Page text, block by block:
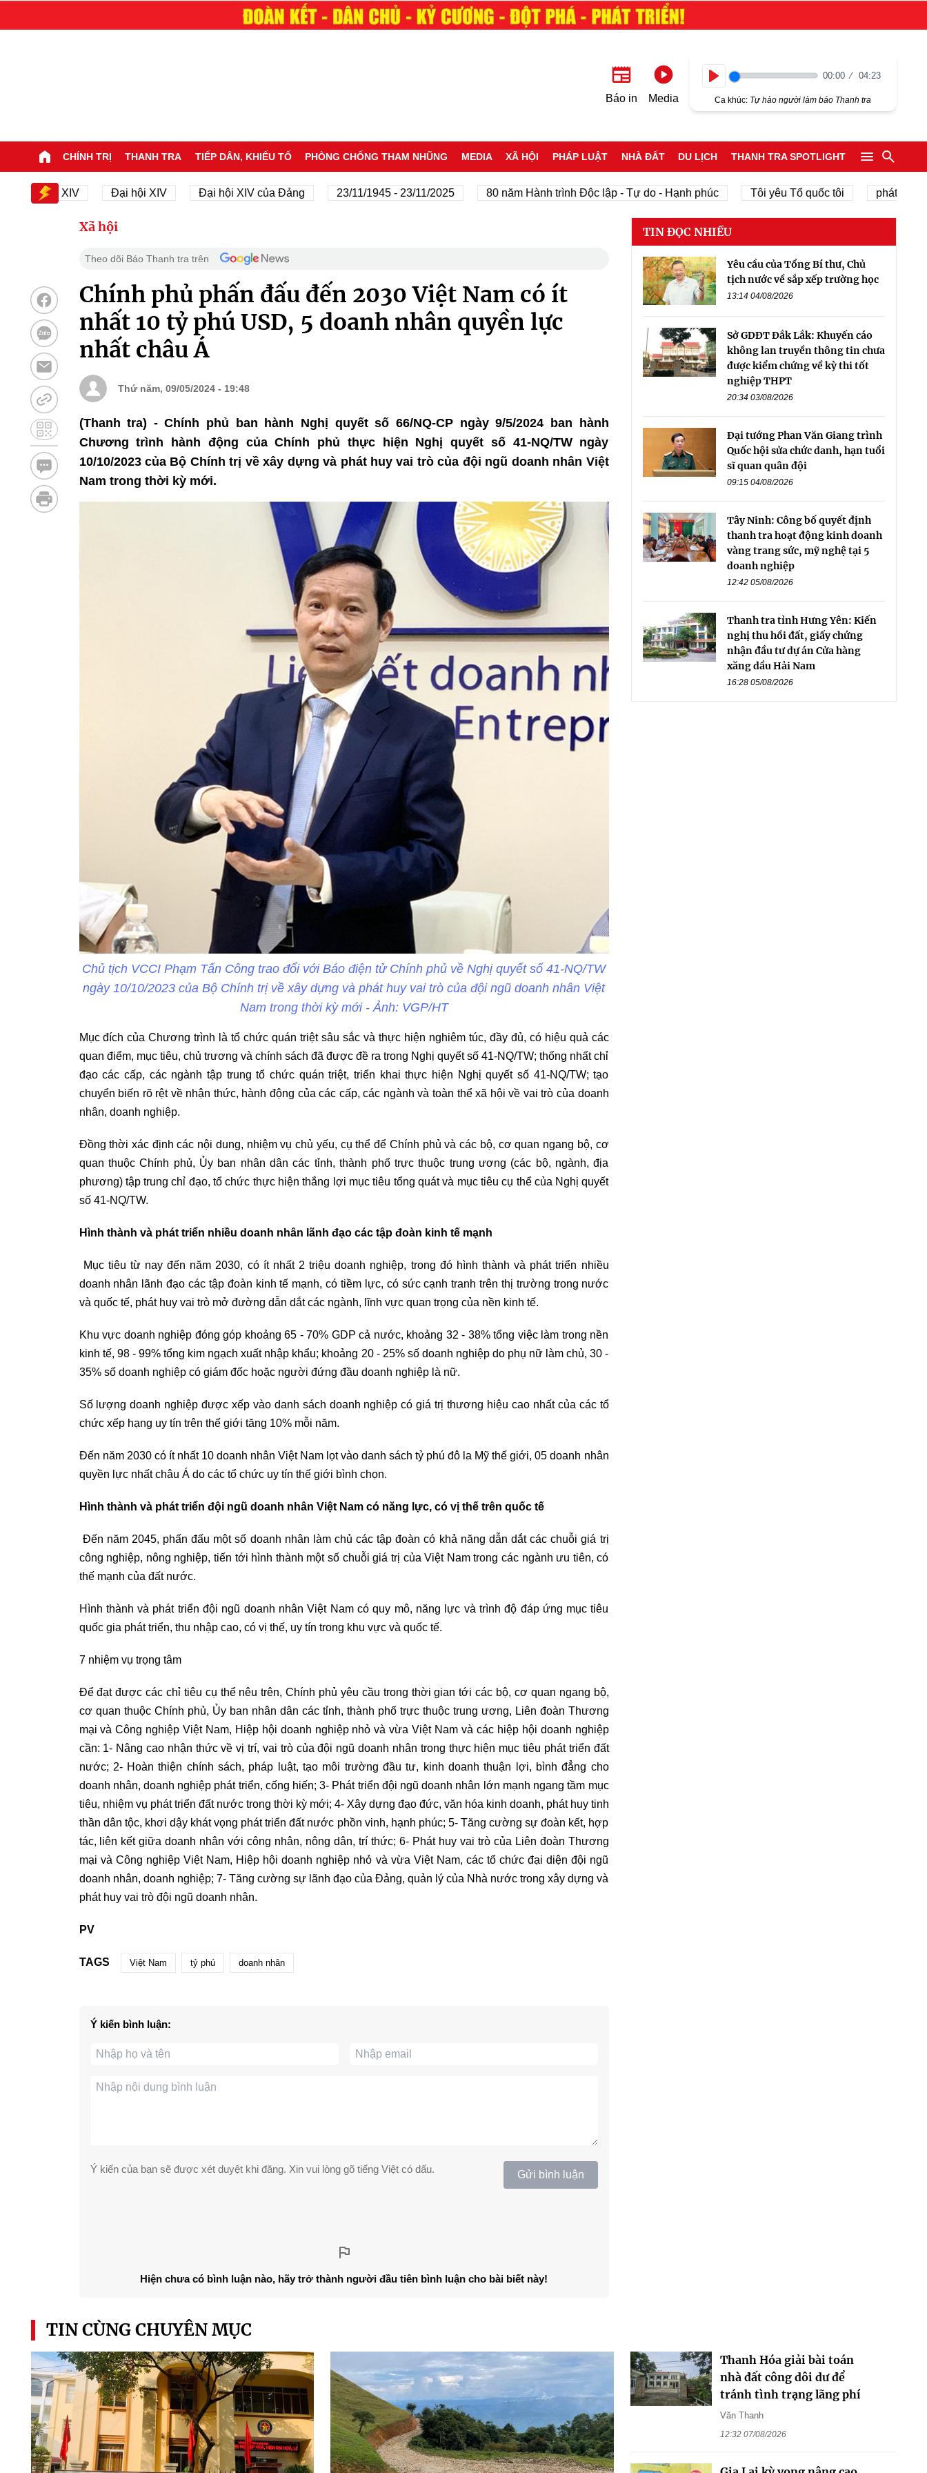
Báo in Media
00:00 04:23
Ca khúc: Tự hào người làm báo Thanh tra
CHÍNH TRỊ THANH TRA TIẾP DÂN, KHIẾU TỐ PHÒNG CHỐNG THAM NHŨNG MEDIA XÃ HỘI PHÁP LUẬT NHÀ ĐẤT DU LỊCH THANH TRA SPOTLIGHT
hội XIV Đại hội XIV Đại hội XIV của Đảng 23/11/1945 - 23/11/2025 80 năm Hành trình Độc lập - Tự do - Hạnh phúc Tôi yêu Tổ quốc tôi phát triển kinh
Xã hội
Theo dõi Báo Thanh tra trên
Chính phủ phấn đấu đến 2030 Việt Nam có ít
nhất 10 tỷ phú USD, 5 doanh nhân quyền lực
nhất châu Á
Thứ năm, 09/05/2024 - 19:48
(Thanh tra) - Chính phủ ban hành Nghị quyết số 66/NQ-CP ngày 9/5/2024 ban hành
Chương trình hành động của Chính phủ thực hiện Nghị quyết số 41-NQ/TW ngày
10/10/2023 của Bộ Chính trị về xây dựng và phát huy vai trò của đội ngũ doanh nhân Việt
Nam trong thời kỳ mới.
Chủ tịch VCCI Phạm Tấn Công trao đổi với Báo điện tử Chính phủ về Nghị quyết số 41-NQ/TW
ngày 10/10/2023 của Bộ Chính trị về xây dựng và phát huy vai trò của đội ngũ doanh nhân Việt
Nam trong thời kỳ mới - Ảnh: VGP/HT
Mục đích của Chương trình là tổ chức quán triệt sâu sắc và thực hiện nghiêm túc, đầy đủ, có hiệu quả các
quan điểm, mục tiêu, chủ trương và chính sách đã được đề ra trong Nghị quyết số 41-NQ/TW; thống nhất chỉ
đạo các cấp, các ngành tập trung tổ chức quán triệt, triển khai thực hiện Nghị quyết số 41-NQ/TW; tạo
chuyển biến rõ rệt về nhận thức, hành động của các cấp, các ngành và toàn thể xã hội về vai trò của doanh
nhân, doanh nghiệp.
Đồng thời xác định các nội dung, nhiệm vụ chủ yếu, cụ thể để Chính phủ và các bộ, cơ quan ngang bộ, cơ
quan thuộc Chính phủ, Ủy ban nhân dân các tỉnh, thành phố trực thuộc trung ương (các bộ, ngành, địa
phương) tập trung chỉ đạo, tổ chức thực hiện thắng lợi mục tiêu tổng quát và mục tiêu cụ thể của Nghị quyết
số 41-NQ/TW.
Hình thành và phát triển nhiều doanh nhân lãnh đạo các tập đoàn kinh tế mạnh
Mục tiêu từ nay đến năm 2030, có ít nhất 2 triệu doanh nghiệp, trong đó hình thành và phát triển nhiều
doanh nhân lãnh đạo các tập đoàn kinh tế mạnh, có tiềm lực, có sức cạnh tranh trên thị trường trong nước
và quốc tế, phát huy vai trò mở đường dẫn dắt các ngành, lĩnh vực quan trọng của nền kinh tế.
Khu vực doanh nghiệp đóng góp khoảng 65 - 70% GDP cả nước, khoảng 32 - 38% tổng việc làm trong nền
kinh tế, 98 - 99% tổng kim ngạch xuất nhập khẩu; khoảng 20 - 25% số doanh nghiệp do phụ nữ làm chủ, 30 -
35% số doanh nghiệp có giám đốc hoặc người đứng đầu doanh nghiệp là nữ.
Số lượng doanh nghiệp được xếp vào danh sách doanh nghiệp có giá trị thương hiệu cao nhất của các tổ
chức xếp hạng uy tín trên thế giới tăng 10% mỗi năm.
Đến năm 2030 có ít nhất 10 doanh nhân Việt Nam lọt vào danh sách tỷ phú đô la Mỹ thế giới, 05 doanh nhân
quyền lực nhất châu Á do các tổ chức uy tín thế giới bình chọn.
Hình thành và phát triển đội ngũ doanh nhân Việt Nam có năng lực, có vị thế trên quốc tế
Đến năm 2045, phấn đấu một số doanh nhân làm chủ các tập đoàn có khả năng dẫn dắt các chuỗi giá trị
công nghiệp, nông nghiệp, tiến tới hình thành một số chuỗi giá trị của Việt Nam trong các ngành ưu tiên, có
thế mạnh của đất nước.
Hình thành và phát triển đội ngũ doanh nhân Việt Nam có quy mô, năng lực và trình độ đáp ứng mục tiêu
quốc gia phát triển, thu nhập cao, có vị thế, uy tín trong khu vực và quốc tế.
7 nhiệm vụ trọng tâm
Để đạt được các chỉ tiêu cụ thể nêu trên, Chính phủ yêu cầu trong thời gian tới các bộ, cơ quan ngang bộ,
cơ quan thuộc Chính phủ, Ủy ban nhân dân các tỉnh, thành phố trực thuộc trung ương, Liên đoàn Thương
mại và Công nghiệp Việt Nam, Hiệp hội doanh nghiệp nhỏ và vừa Việt Nam và các hiệp hội doanh nghiệp
cần: 1- Nâng cao nhận thức về vị trí, vai trò của đội ngũ doanh nhân trong thực hiện mục tiêu phát triển đất
nước; 2- Hoàn thiện chính sách, pháp luật, tạo môi trường đầu tư, kinh doanh thuận lợi, bình đẳng cho
doanh nhân, doanh nghiệp phát triển, cống hiến; 3- Phát triển đội ngũ doanh nhân lớn mạnh ngang tầm mục
tiêu, nhiệm vụ phát triển đất nước trong thời kỳ mới; 4- Xây dựng đạo đức, văn hóa kinh doanh, phát huy tinh
thần dân tộc, khơi dậy khát vọng phát triển đất nước phồn vinh, hạnh phúc; 5- Tăng cường sự đoàn kết, hợp
tác, liên kết giữa doanh nhân với công nhân, nông dân, trí thức; 6- Phát huy vai trò của Liên đoàn Thương
mại và Công nghiệp Việt Nam, Hiệp hội doanh nghiệp nhỏ và vừa Việt Nam, các tổ chức đại diện đội ngũ
doanh nhân, doanh nghiệp; 7- Tăng cường sự lãnh đạo của Đảng, quản lý của Nhà nước trong xây dựng và
phát huy vai trò đội ngũ doanh nhân.
PV
TAGS Việt Nam tỷ phú doanh nhân
Ý kiến bình luận:
Ý kiến của bạn sẽ được xét duyệt khi đăng. Xin vui lòng gõ tiếng Việt có dấu. Gửi bình luận
Hiện chưa có bình luận nào, hãy trở thành người đầu tiên bình luận cho bài biết này!
TIN ĐỌC NHIỀU
Yêu cầu của Tổng Bí thư, Chủ
tịch nước về sắp xếp trường học
13:14 04/08/2026
Sở GDĐT Đắk Lắk: Khuyến cáo
không lan truyền thông tin chưa
được kiểm chứng về kỳ thi tốt
nghiệp THPT
20:34 03/08/2026
Đại tướng Phan Văn Giang trình
Quốc hội sửa chức danh, hạn tuổi
sĩ quan quân đội
09:15 04/08/2026
Tây Ninh: Công bố quyết định
thanh tra hoạt động kinh doanh
vàng trang sức, mỹ nghệ tại 5
doanh nghiệp
12:42 05/08/2026
Thanh tra tỉnh Hưng Yên: Kiến
nghị thu hồi đất, giấy chứng
nhận đầu tư dự án Cửa hàng
xăng dầu Hải Nam
16:28 05/08/2026
TIN CÙNG CHUYÊN MỤC
Thanh Hóa giải bài toán
nhà đất công dôi dư để
tránh tình trạng lãng phí
Văn Thanh
12:32 07/08/2026